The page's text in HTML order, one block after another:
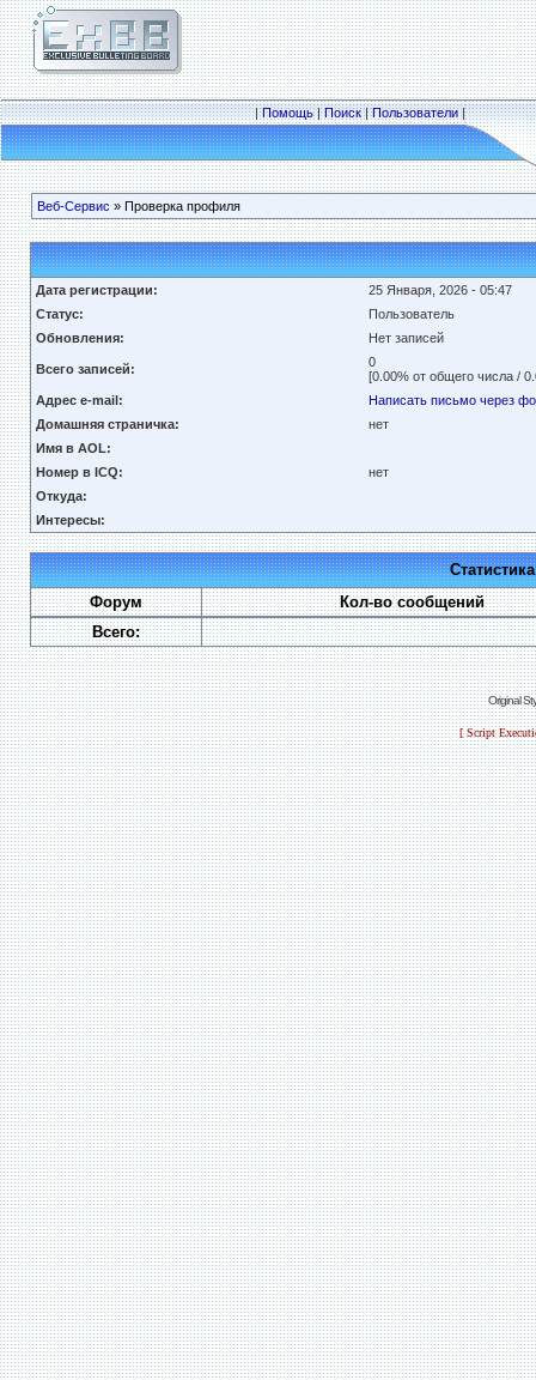
|Помощь|Поиск|Пользователи|
Веб-Сервис » Проверка профиля
Дата регистрации:
25 Января, 2026 - 05:47
Статус:
Пользователь
Обновления:
Нет записей
Всего записей:
0
[0.00% от общего числа /
Адрес e-mail:
Написать письмо через
Домашняя страничка:
нет
Имя в AOL:
Номер в ICQ:
нет
Откуда:
Интересы:
Форум
Кол-во сообщений
Всего:
Original
[ Script